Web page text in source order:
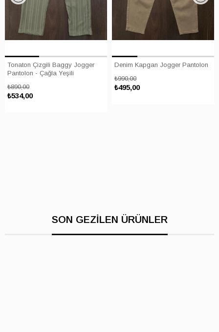
Tonaton Çizgili Baggy Jogger
Pantolon - Çağla Yeşili
₺534,00
₺890,00
Denim Kapgan Jogger Pantolon
₺495,00
₺990,00
SON GEZİLEN ÜRÜNLER